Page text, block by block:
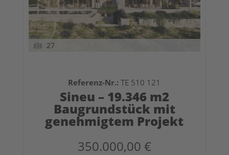
27
Referenz-Nr.: TE 510 121
Sineu – 19.346 m2
Baugrundstück mit
genehmigtem Projekt
350.000,00 €